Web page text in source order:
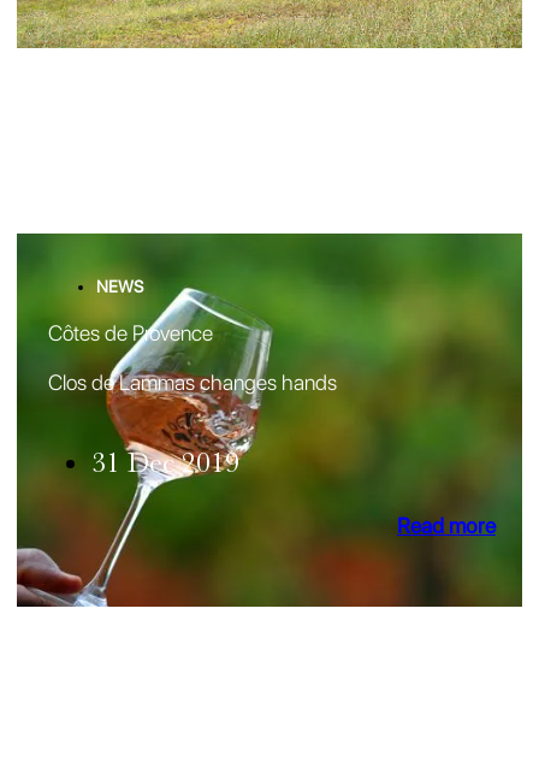
NEWS
Côtes de Provence
Clos de Lammas changes hands
31 Dec 2019
Read more